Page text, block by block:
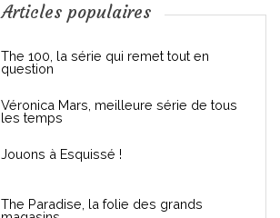
Articles populaires
The 100, la série qui remet tout en
question
Véronica Mars, meilleure série de tous
les temps
Jouons à Esquissé !
The Paradise, la folie des grands